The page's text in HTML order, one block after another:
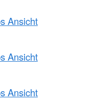
Ansicht
Ansicht
Ansicht